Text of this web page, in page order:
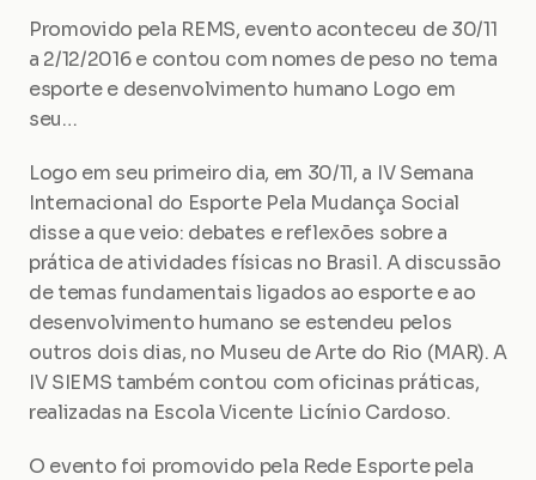
Promovido pela REMS, evento aconteceu de 30/11
a 2/12/2016 e contou com nomes de peso no tema
esporte e desenvolvimento humano Logo em
seu…
Logo em seu primeiro dia, em 30/11, a IV Semana
Internacional do Esporte Pela Mudança Social
disse a que veio: debates e reflexões sobre a
prática de atividades físicas no Brasil. A discussão
de temas fundamentais ligados ao esporte e ao
desenvolvimento humano se estendeu pelos
outros dois dias, no Museu de Arte do Rio (MAR). A
IV SIEMS também contou com oficinas práticas,
realizadas na Escola Vicente Licínio Cardoso.
O evento foi promovido pela Rede Esporte pela